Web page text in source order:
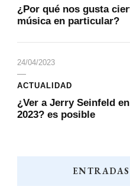
¿Por qué nos gusta
música en particular?
24/04/2023
ACTUALIDAD
¿Ver a Jerry Seinfeld
2023? es posible